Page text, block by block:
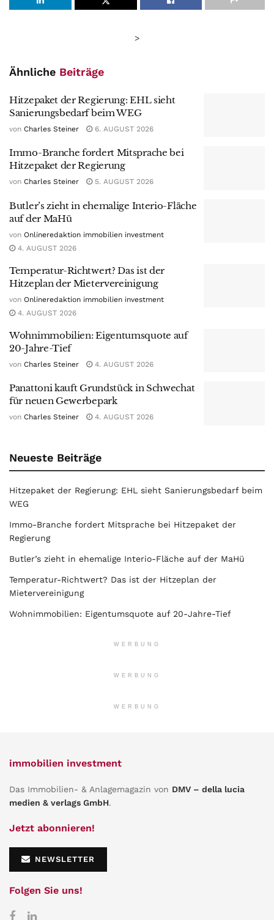
>
Ähnliche Beiträge
Hitzepaket der Regierung: EHL sieht
Sanierungsbedarf beim WEG
von Charles Steiner 6. AUGUST 2026
Immo-Branche fordert Mitsprache bei
Hitzepaket der Regierung
von Charles Steiner 5. AUGUST 2026
Butler’s zieht in ehemalige Interio-Fläche
auf der MaHü
von Onlineredaktion immobilien investment
4. AUGUST 2026
Temperatur-Richtwert? Das ist der
Hitzeplan der Mietervereinigung
von Onlineredaktion immobilien investment
4. AUGUST 2026
Wohnimmobilien: Eigentumsquote auf
20-Jahre-Tief
von Charles Steiner 4. AUGUST 2026
Panattoni kauft Grundstück in Schwechat
für neuen Gewerbepark
von Charles Steiner 4. AUGUST 2026
Neueste Beiträge
Hitzepaket der Regierung: EHL sieht Sanierungsbedarf beim
WEG
Immo-Branche fordert Mitsprache bei Hitzepaket der
Regierung
Butler’s zieht in ehemalige Interio-Fläche auf der MaHü
Temperatur-Richtwert? Das ist der Hitzeplan der
Mietervereinigung
Wohnimmobilien: Eigentumsquote auf 20-Jahre-Tief
WERBUNG
WERBUNG
WERBUNG
immobilien investment
Das Immobilien- & Anlagemagazin von DMV – della lucia
medien & verlags GmbH.
Jetzt abonnieren!
NEWSLETTER
Folgen Sie uns!